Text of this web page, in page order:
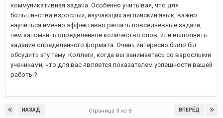
коммуникативная задача. Особенно учитывая, что для
большинства взрослых, изучающих английский язык, важно
научиться именно эффективно решать повседневные задачи,
чем запомнить определенное количество слов, или выполнить
задание определенного формата. Очень интересно было бы
обсудить эту тему. Коллеги, когда вы занимаетесь со взрослыми
учениками, что для вас является показателем успешности вашей
работы?
НАЗАД ВПЕРЁД
Страница 3 из 8